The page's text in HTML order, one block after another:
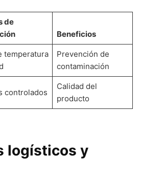
de
Beneficios
temperatura
Prevención de
contaminación
controlados
Calidad del
producto
logísticos y